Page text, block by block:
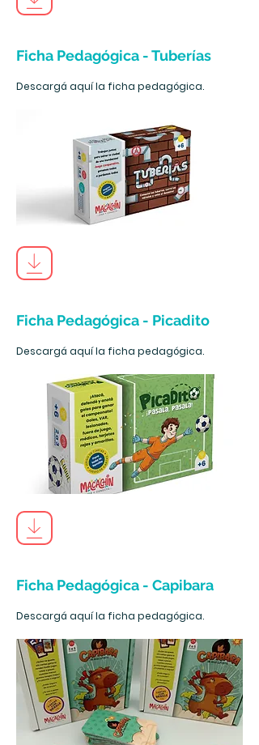
Ficha Pedagógica - Tuberías
Descargá aquí la ficha pedagógica.
Ficha Pedagógica - Picadito
Descargá aquí la ficha pedagógica.
Ficha Pedagógica - Capibara
Descargá aquí la ficha pedagógica.